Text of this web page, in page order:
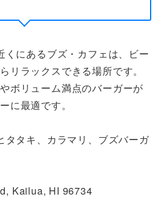
くにあるブズ・カフェは、ビー
リラックスできる場所です。
ボリューム満点のバーガーが
に最適です。
タタキ、カラマリ、ブズバーガ
Kailua, HI 96734